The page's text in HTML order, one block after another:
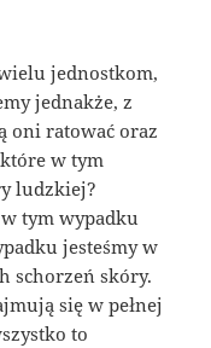
jednostkom,
jednakże, z
oni ratować oraz
w tym
ludzkiej?
tym wypadku
jesteśmy w
schorzeń skóry.
się w pełnej
to